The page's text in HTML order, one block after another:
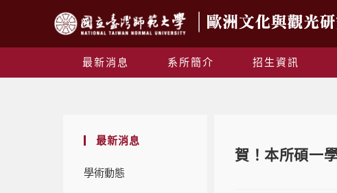
最新消息 系所簡介 招生資訊
最新消息
學術動態
賀！本所碩一